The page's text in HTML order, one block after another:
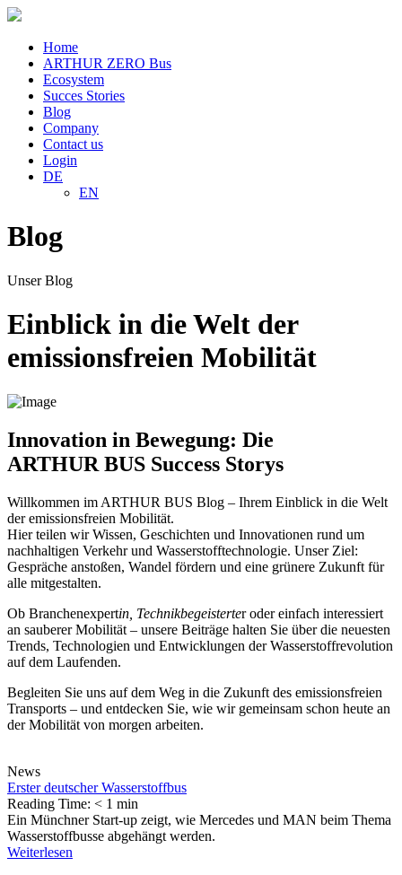
Home
ARTHUR ZERO Bus
Ecosystem
Succes Stories
Blog
Company
Contact us
Login
DE
EN
Blog
Unser Blog
Einblick in die Welt der
emissionsfreien Mobilität
Innovation in Bewegung: Die
ARTHUR BUS Success Storys
Willkommen im ARTHUR BUS Blog – Ihrem Einblick in die Welt
der emissionsfreien Mobilität.
Hier teilen wir Wissen, Geschichten und Innovationen rund um
nachhaltigen Verkehr und Wasserstofftechnologie. Unser Ziel:
Gespräche anstoßen, Wandel fördern und eine grünere Zukunft für
alle mitgestalten.
Ob Branchenexpertin, Technikbegeisterter oder einfach interessiert
an sauberer Mobilität – unsere Beiträge halten Sie über die neuesten
Trends, Technologien und Entwicklungen der Wasserstoffrevolution
auf dem Laufenden.
Begleiten Sie uns auf dem Weg in die Zukunft des emissionsfreien
Transports – und entdecken Sie, wie wir gemeinsam schon heute an
der Mobilität von morgen arbeiten.
News
Erster deutscher Wasserstoffbus
Reading Time: < 1 min
Ein Münchner Start-up zeigt, wie Mercedes und MAN beim Thema
Wasserstoffbusse abgehängt werden.
Weiterlesen